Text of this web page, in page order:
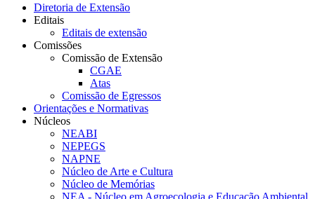
Diretoria de Extensão
Editais
Editais de extensão
Comissões
Comissão de Extensão
CGAE
Atas
Comissão de Egressos
Orientações e Normativas
Núcleos
NEABI
NEPEGS
NAPNE
Núcleo de Arte e Cultura
Núcleo de Memórias
NEA - Núcleo em Agroecologia e Educação Ambiental